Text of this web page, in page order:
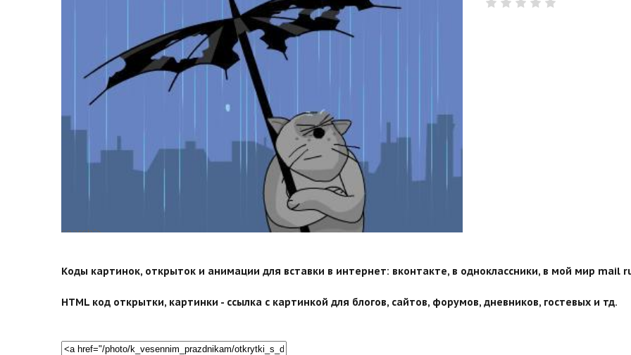
search">
Коды картинок, открыток и анимации для вставки в интернет: вконтакте, в одноклассники, в мой мир mail
HTML код открытки, картинки - ссылка с картинкой для блогов, сайтов, форумов, дневников, гостевых и тд.